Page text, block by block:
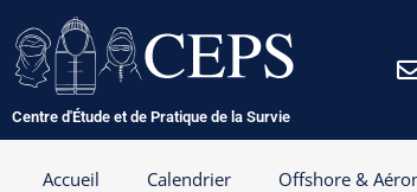
au
contenu
Centre d'Étude et de Pratique de la Survie
Accueil Calendrier Offshore &